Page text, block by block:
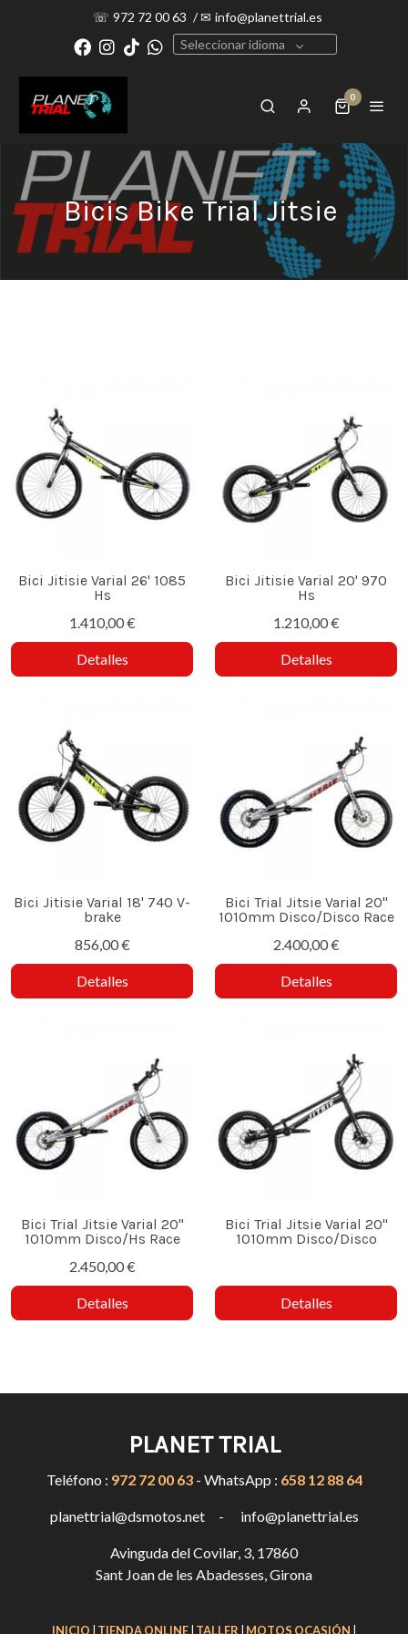
☏ 972 72 00 63 /✉ info@planettrial.es
Seleccionar idioma
0
Bicis Bike Trial Jitsie
Bici Jitisie Varial 26' 1085
Hs
1.410,00 €
Detalles
Bici Jitisie Varial 20' 970
Hs
1.210,00 €
Detalles
Bici Jitisie Varial 18' 740 V-
brake
856,00 €
Detalles
Bici Trial Jitsie Varial 20"
1010mm Disco/Disco Race
2.400,00 €
Detalles
Bici Trial Jitsie Varial 20"
1010mm Disco/Hs Race
2.450,00 €
Detalles
Bici Trial Jitsie Varial 20"
1010mm Disco/Disco
Detalles
PLANET TRIAL
Teléfono : 972 72 00 63- WhatsApp : 658 12 88 64
planettrial@dsmotos.net - info@planettrial.es
Avinguda del Covilar, 3, 17860
Sant Joan de les Abadesses, Girona
INICIO TIENDA ONLINE TALLER MOTOS OCASIÓN